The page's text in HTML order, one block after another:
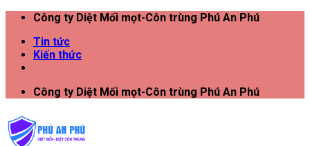
Công ty Diệt Mối mọt-Côn trùng Phú An Phú
Tin tức
Kiến thức
Công ty Diệt Mối mọt-Côn trùng Phú An Phú